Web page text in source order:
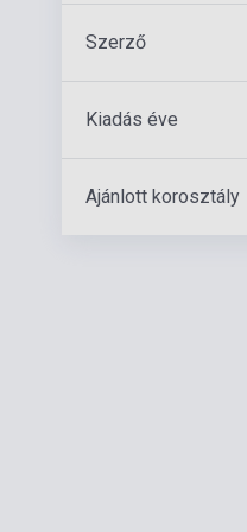
Szerző
Kiadás éve
Ajánlott korosztály